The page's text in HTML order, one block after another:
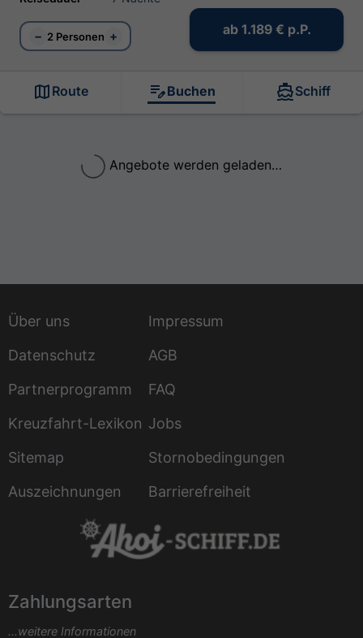
− 2 Personen + ab 1.189 € p.P.
Route Buchen Schiff
Angebote werden geladen…
Über uns
Impressum
Datenschutz
AGB
Partnerprogramm
FAQ
Kreuzfahrt-Lexikon Jobs
Sitemap
Stornobedingungen
Auszeichnungen
Barrierefreiheit
Zahlungsarten
...weitere Informationen